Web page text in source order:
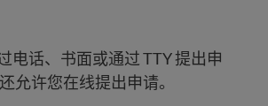
电话、书面或通过 TTY 提出申
允许您在线提出申请。